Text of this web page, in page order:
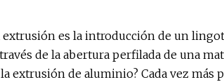
extrusión es la introducción de un
de la abertura perfilada de una
extrusión de aluminio? Cada vez más